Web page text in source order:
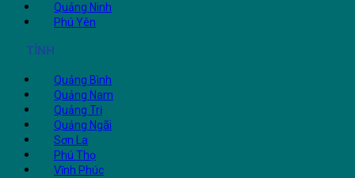
Quảng Ninh
Phú Yên
TỈNH
Quảng Bình
Quảng Nam
Quảng Trị
Quảng Ngãi
Sơn La
Phú Thọ
Vĩnh Phúc